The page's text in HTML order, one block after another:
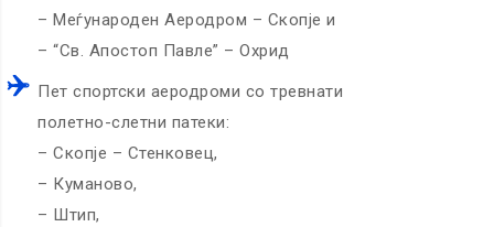
– Меѓународен Аеродром – Скопје и
– “Св. Апостоп Павле” – Охрид
Пет спортски аеродроми со тревнати
полетно-слетни патеки:
– Скопје – Стенковец,
– Куманово,
– Штип,